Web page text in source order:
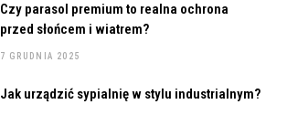
Czy parasol premium to realna ochrona
przed słońcem i wiatrem?
7 GRUDNIA 2025
Jak urządzić sypialnię w stylu industrialnym?